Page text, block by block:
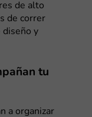
de alto
de correr
diseño y
tu
a organizar